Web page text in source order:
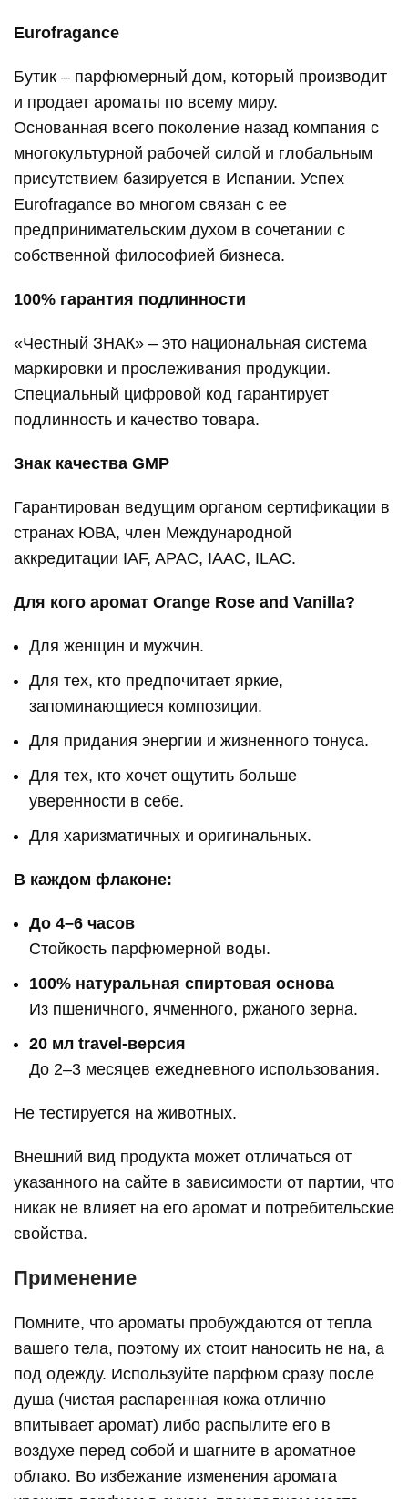
Eurofragance
Бутик – парфюмерный дом, который производит
и продает ароматы по всему миру.
Основанная всего поколение назад компания с
многокультурной рабочей силой и глобальным
присутствием базируется в Испании. Успех
Eurofragance во многом связан с ее
предпринимательским духом в сочетании с
собственной философией бизнеса.
100% гарантия подлинности
«Честный ЗНАК» – это национальная система
маркировки и прослеживания продукции.
Специальный цифровой код гарантирует
подлинность и качество товара.
Знак качества GMP
Гарантирован ведущим органом сертификации в
странах ЮВА, член Международной
аккредитации IAF, APAC, IAAC, ILAC.
Для кого аромат Orange Rose and Vanilla?
Для женщин и мужчин.
Для тех, кто предпочитает яркие,
запоминающиеся композиции.
Для придания энергии и жизненного тонуса.
Для тех, кто хочет ощутить больше
уверенности в себе.
Для харизматичных и оригинальных.
В каждом флаконе:
До 4–6 часов
Стойкость парфюмерной воды.
100% натуральная спиртовая основа
Из пшеничного, ячменного, ржаного зерна.
20 мл travel-версия
До 2–3 месяцев ежедневного использования.
Не тестируется на животных.
Внешний вид продукта может отличаться от
указанного на сайте в зависимости от партии, что
никак не влияет на его аромат и потребительские
свойства.
Применение
Помните, что ароматы пробуждаются от тепла
вашего тела, поэтому их стоит наносить не на, а
под одежду. Используйте парфюм сразу после
душа (чистая распаренная кожа отлично
впитывает аромат) либо распылите его в
воздухе перед собой и шагните в ароматное
облако. Во избежание изменения аромата